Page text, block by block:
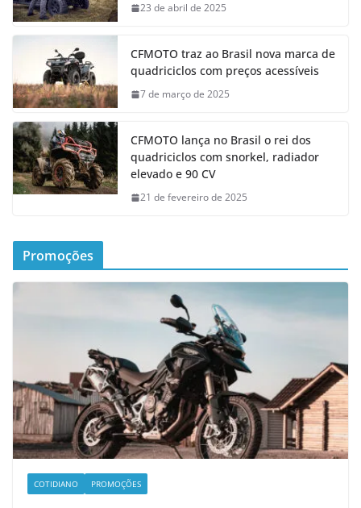
23 de abril de 2025
CFMOTO traz ao Brasil nova marca de
quadriciclos com preços acessíveis
7 de março de 2025
CFMOTO lança no Brasil o rei dos
quadriciclos com snorkel, radiador
elevado e 90 CV
21 de fevereiro de 2025
Promoções
COTIDIANO PROMOÇÕES